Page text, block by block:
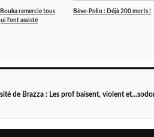
Bouka remercie tous
l'ont assisté
Bève-Polio : Déjà 200 morts !